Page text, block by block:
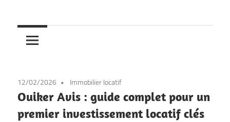
investisseur
votre
épargne
12/02/2026 Immobilier locatif
Ouiker Avis : guide complet pour un
premier investissement locatif clés